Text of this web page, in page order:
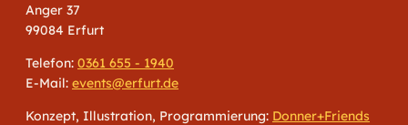
Anger 37
99084 Erfurt
Telefon: 0361 655 - 1940
E-Mail: events@erfurt.de
Konzept, Illustration, Programmierung: Donner+Friends